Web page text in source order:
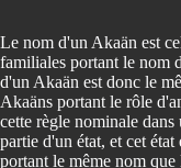
Le nom d'un Akaän est
familiales portant le nom
d'un Akaän est donc le
Akaäns portant le rôle
cette règle nominale
partie d'un état, et cet
portant le même nom